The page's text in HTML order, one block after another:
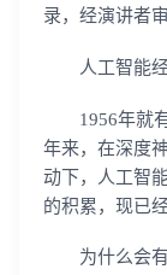
录，经演讲者审
人工智能经
1956年就有
年来，在深度
动下，人工智
的积累，现已
为什么会有